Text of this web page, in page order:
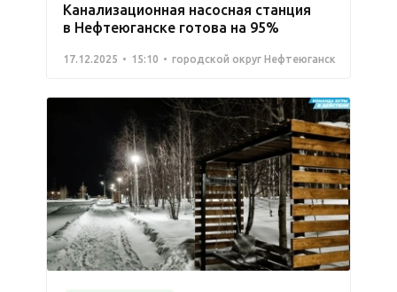
Канализационная насосная станция
в Нефтеюганске готова на 95%
17.12.2025 15:10 городской округ Нефтеюганск